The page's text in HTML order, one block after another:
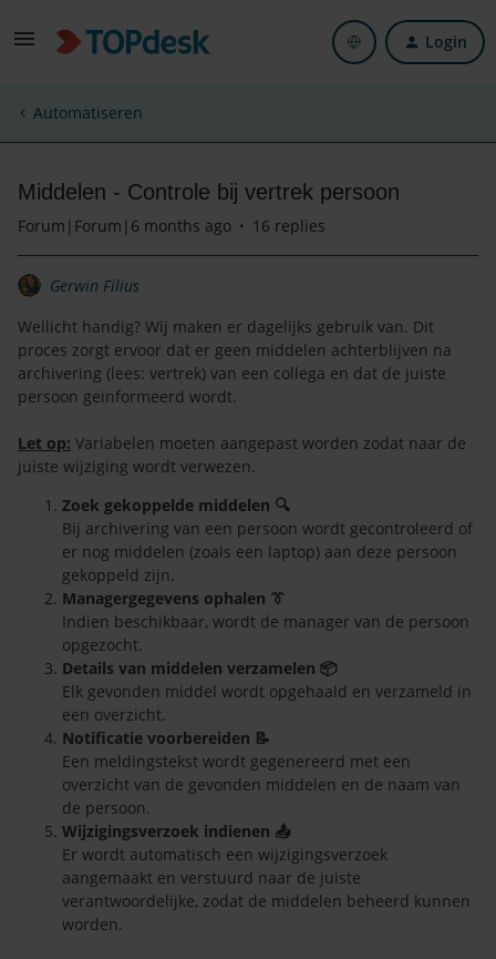
Login
Automatiseren
Middelen - Controle bij vertrek persoon
Forum|Forum|6 months ago 16 replies
Gerwin Filius
Wellicht handig? Wij maken er dagelijks gebruik van. Dit
proces zorgt ervoor dat er geen middelen achterblijven na
archivering (lees: vertrek) van een collega en dat de juiste
persoon geïnformeerd wordt.
Let op: Variabelen moeten aangepast worden zodat naar de
juiste wijziging wordt verwezen.
Zoek gekoppelde middelen 🔍
Bij archivering van een persoon wordt gecontroleerd of
er nog middelen (zoals een laptop) aan deze persoon
gekoppeld zijn.
Managergegevens ophalen 👔
Indien beschikbaar, wordt de manager van de persoon
opgezocht.
Details van middelen verzamelen 📦
Elk gevonden middel wordt opgehaald en verzameld in
een overzicht.
Notificatie voorbereiden 📝
Een meldingstekst wordt gegenereerd met een
overzicht van de gevonden middelen en de naam van
de persoon.
Wijzigingsverzoek indienen 📤
Er wordt automatisch een wijzigingsverzoek
aangemaakt en verstuurd naar de juiste
verantwoordelijke, zodat de middelen beheerd kunnen
worden.